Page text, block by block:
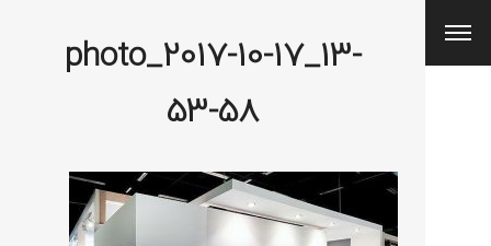
photo_2017-10-17_13-
53-58